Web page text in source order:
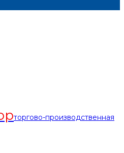
торгово-производственная